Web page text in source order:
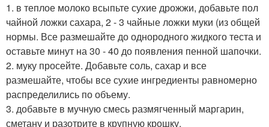
1. в теплое молоко всыпьте сухие дрожжи, добавьте пол
чайной ложки сахара, 2 - 3 чайные ложки муки (из общей
нормы. Все размешайте до однородного жидкого теста и
оставьте минут на 30 - 40 до появления пенной шапочки.
2. муку просейте. Добавьте соль, сахар и все
размешайте, чтобы все сухие ингредиенты равномерно
распределились по объему.
3. добавьте в мучную смесь размягченный маргарин,
сметану и разотрите в крупную крошку.